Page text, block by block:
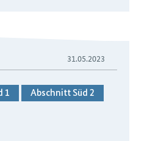
31.05.2023
1
Abschnitt Süd 2